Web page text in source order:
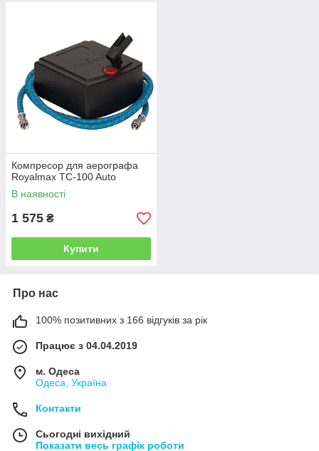
Компресор для аерографа
Royalmax TC-100 Auto
В наявності
1 575 ₴
Купити
Про нас
100% позитивних з 166 відгуків за рік
Працює з 04.04.2019
м. Одеса
Одеса, Україна
Контакти
Сьогодні вихідний
Показати весь графік роботи